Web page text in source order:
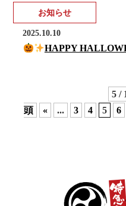
お知らせ
2025.10.10
HAPPY
5 /
頭
« ... 3 4 5 6